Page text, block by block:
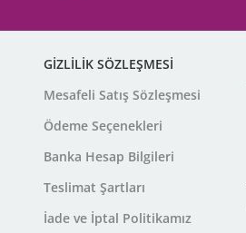
GİZLİLİK SÖZLEŞMESİ
Mesafeli Satış Sözleşmesi
Ödeme Seçenekleri
Banka Hesap Bilgileri
Teslimat Şartları
İade ve İptal Politikamız